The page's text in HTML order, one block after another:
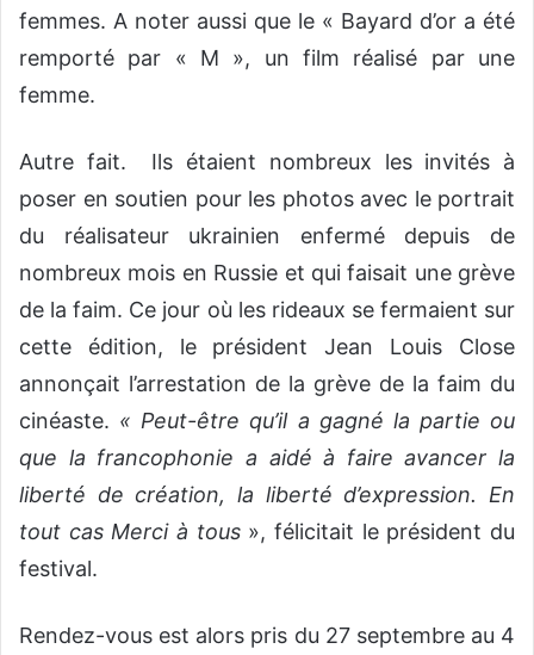
femmes. A noter aussi que le « Bayard d’or a été
remporté par « M », un film réalisé par une
femme.
Autre fait. Ils étaient nombreux les invités à
poser en soutien pour les photos avec le portrait
du réalisateur ukrainien enfermé depuis de
nombreux mois en Russie et qui faisait une grève
de la faim. Ce jour où les rideaux se fermaient sur
cette édition, le président Jean Louis Close
annonçait l’arrestation de la grève de la faim du
cinéaste. « Peut-être qu’il a gagné la partie ou
que la francophonie a aidé à faire avancer la
liberté de création, la liberté d’expression. En
tout cas Merci à tous», félicitait le président du
festival.
Rendez-vous est alors pris du 27 septembre au 4